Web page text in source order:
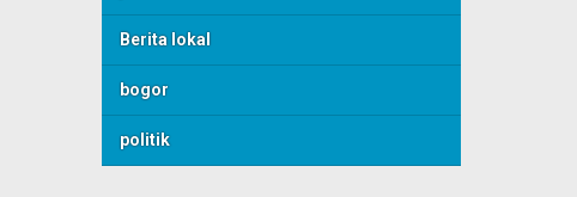
Berita lokal
bogor
politik